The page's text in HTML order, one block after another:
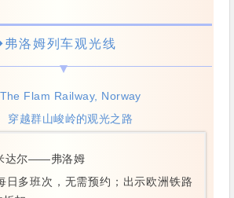
洛姆列车观光线
The Flam Railway, Norway
穿越群山峻岭的观光之路
达尔——弗洛姆
日多班次，无需预约；出示欧洲铁路